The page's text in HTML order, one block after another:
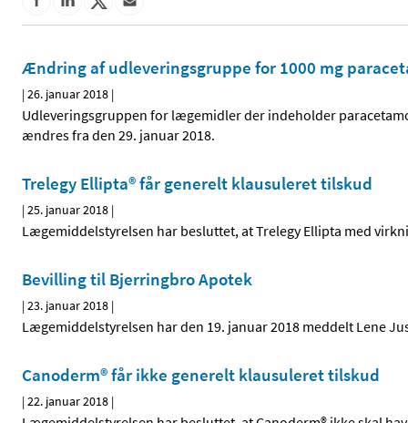
Ændring af udleveringsgruppe for 1000 mg
|26. januar 2018 |
Udleveringsgruppen for lægemidler der indeholder
ændres fra den 29. januar 2018.
Trelegy Ellipta® får generelt klausuleret tilskud
|25. januar 2018 |
Lægemiddelstyrelsen har besluttet, at Trelegy Ellipta med
Bevilling til Bjerringbro Apotek
|23. januar 2018 |
Lægemiddelstyrelsen har den 19. januar 2018 meddelt Lene
Canoderm® får ikke generelt klausuleret tilskud
|22. januar 2018 |